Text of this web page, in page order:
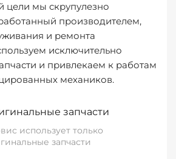
цели мы скрупулезно
производителем,
и ремонта
исключительно
и привлекаем к работам
механиков.
запчасти
использует только
запчасти